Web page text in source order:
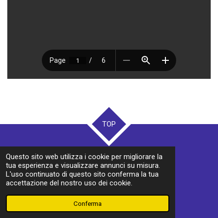
Questo sito web utilizza i cookie per migliorare la
tua esperienza e visualizzare annunci su misura.
L'uso continuato di questo sito conferma la tua
accettazione del nostro uso dei cookie.
Conferma
TOP
© 2024 - 2026 TURISMO E DINTORNI
Webador